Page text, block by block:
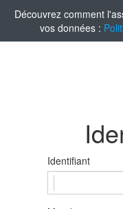
Découvrez comment
vos données :
Identifiant